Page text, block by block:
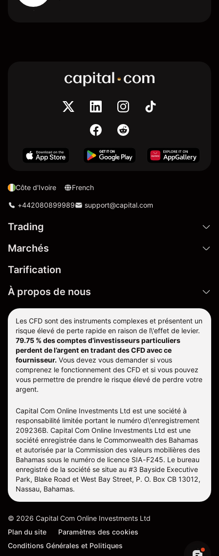
Côte d'Ivoire French
+442080899989 support@capital.com
Trading
Marchés
Tarification
À propos de nous
Les CFD sont des instruments complexes et présentent un
risque élevé de perte rapide en raison de l\'effet de levier.
79.75 % des comptes d’investisseurs particuliers
perdent de l’argent en tradant des CFD avec ce
fournisseur. Vous devez vous demander si vous
comprenez le fonctionnement des CFD et si vous pouvez
vous permettre de prendre le risque élevé de perdre votre
argent.
Capital Com Online Investments Ltd est une société à
responsabilité limitée portant le numéro d\'enregistrement
209236B. Capital Com Online Investments Ltd est une
société enregistrée dans le Commonwealth des Bahamas
et autorisée par la Commission des valeurs mobilières des
Bahamas sous le numéro de licence SIA-F245. Le bureau
enregistré de la société se situe au #3 Bayside Executive
Park, Blake Road et West Bay Street, P. O. Box CB 13012,
Nassau, Bahamas.
© 2026 Capital Com Online Investments Ltd
Plan du site
Paramètres des cookies
Conditions Générales et Politiques